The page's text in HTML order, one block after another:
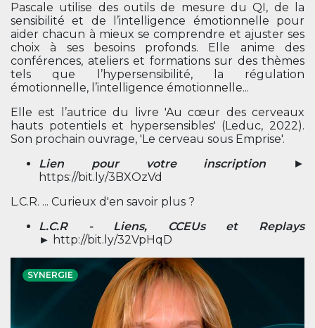
Pascale utilise des outils de mesure du QI, de la
sensibilité et de l’intelligence émotionnelle pour
aider chacun à mieux se comprendre et ajuster ses
choix à ses besoins profonds. Elle anime des
conférences, ateliers et formations sur des thèmes
tels que l’hypersensibilité, la régulation
émotionnelle, l’intelligence émotionnelle...
Elle est l’autrice du livre 'Au cœur des cerveaux
hauts potentiels et hypersensibles' (Leduc, 2022).
Son prochain ouvrage, 'Le cerveau sous Emprise'.
Lien pour votre inscription ►
https://bit.ly/3BXOzVd
L.C.R. ... Curieux d'en savoir plus ?
L.C.R - Liens, CCEUs et Replays
► http://bit.ly/32VpHqD
SYNERGIE